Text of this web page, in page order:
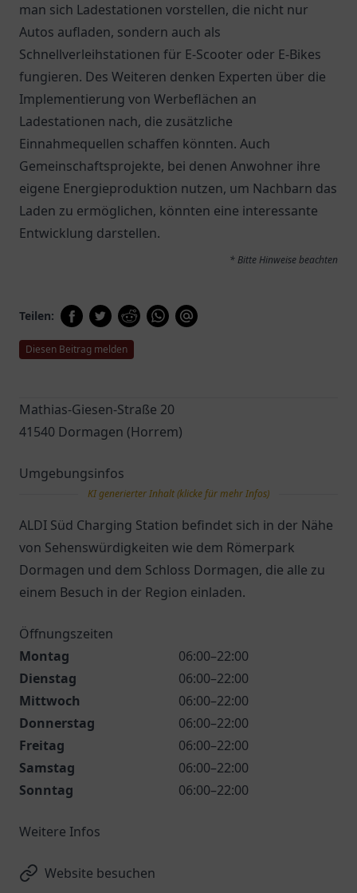
man sich Ladestationen vorstellen, die nicht nur
Autos aufladen, sondern auch als
Schnellverleihstationen für E-Scooter oder E-Bikes
fungieren. Des Weiteren denken Experten über die
Implementierung von Werbeflächen an
Ladestationen nach, die zusätzliche
Einnahmequellen schaffen könnten. Auch
Gemeinschaftsprojekte, bei denen Anwohner ihre
eigene Energieproduktion nutzen, um Nachbarn das
Laden zu ermöglichen, könnten eine interessante
Entwicklung darstellen.
* Bitte Hinweise beachten
Teilen:
Diesen Beitrag melden
Mathias-Giesen-Straße 20
41540 Dormagen (Horrem)
Umgebungsinfos
KI generierter Inhalt (klicke für mehr Infos)
ALDI Süd Charging Station befindet sich in der Nähe
von Sehenswürdigkeiten wie dem Römerpark
Dormagen und dem Schloss Dormagen, die alle zu
einem Besuch in der Region einladen.
Öffnungszeiten
Montag
06:00–22:00
Dienstag
06:00–22:00
Mittwoch
06:00–22:00
Donnerstag
06:00–22:00
Freitag
06:00–22:00
Samstag
06:00–22:00
Sonntag
06:00–22:00
Weitere Infos
Website besuchen